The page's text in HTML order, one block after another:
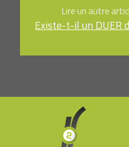
Lire un autre
Existe-t-il un DUER